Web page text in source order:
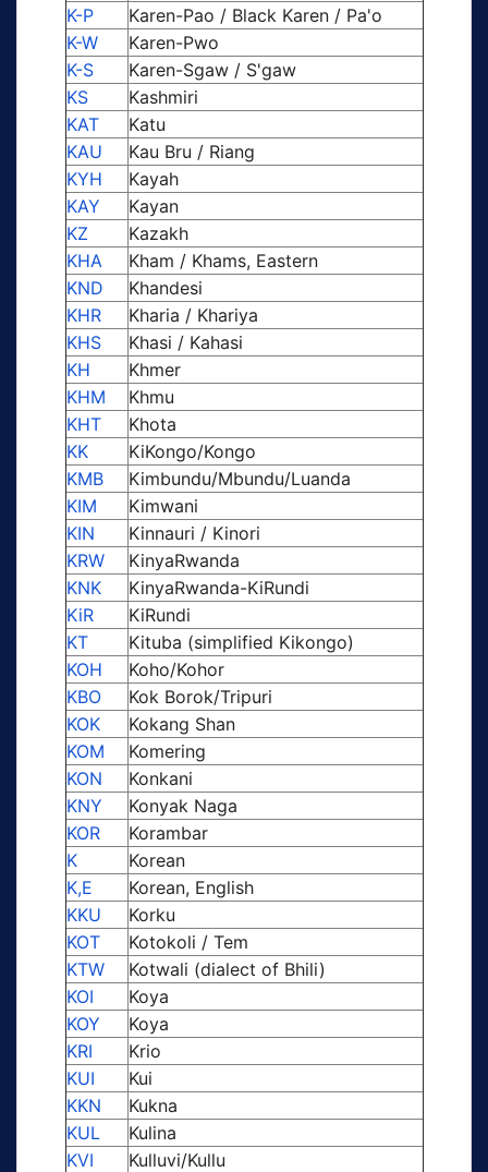
K-P
Karen-Pao / Black Karen / Pa'o
K-W
Karen-Pwo
K-S
Karen-Sgaw / S'gaw
KS
Kashmiri
KAT
Katu
KAU
Kau Bru / Riang
KYH
Kayah
KAY
Kayan
KZ
Kazakh
KHA
Kham / Khams, Eastern
KND
Khandesi
KHR
Kharia / Khariya
KHS
Khasi / Kahasi
KH
Khmer
KHM
Khmu
KHT
Khota
KK
KiKongo/Kongo
KMB
Kimbundu/Mbundu/Luanda
KIM
Kimwani
KIN
Kinnauri / Kinori
KRW
KinyaRwanda
KNK
KinyaRwanda-KiRundi
KiR
KiRundi
KT
Kituba (simplified Kikongo)
KOH
Koho/Kohor
KBO
Kok Borok/Tripuri
KOK
Kokang Shan
KOM
Komering
KON
Konkani
KNY
Konyak Naga
KOR
Korambar
K
Korean
K,E
Korean, English
KKU
Korku
KOT
Kotokoli / Tem
KTW
Kotwali (dialect of Bhili)
KOI
Koya
KOY
Koya
KRI
Krio
KUI
Kui
KKN
Kukna
KUL
Kulina
KVI
Kulluvi/Kullu